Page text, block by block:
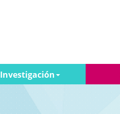
Investigación